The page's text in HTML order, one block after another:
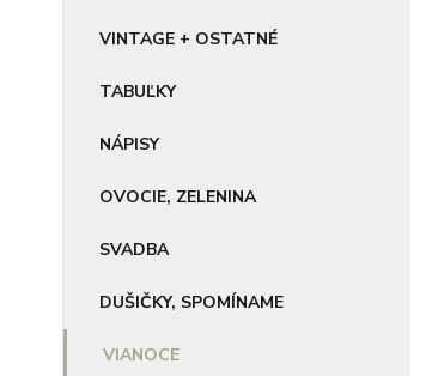
VINTAGE + OSTATNÉ
TABUĽKY
NÁPISY
OVOCIE, ZELENINA
SVADBA
DUŠIČKY, SPOMÍNAME
VIANOCE